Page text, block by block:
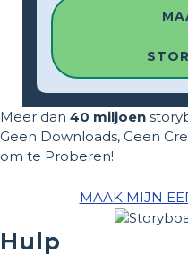
Meer dan 40 miljoen
Geen Downloads, Geen
om te Proberen!
MAAK MIJN
Hulp